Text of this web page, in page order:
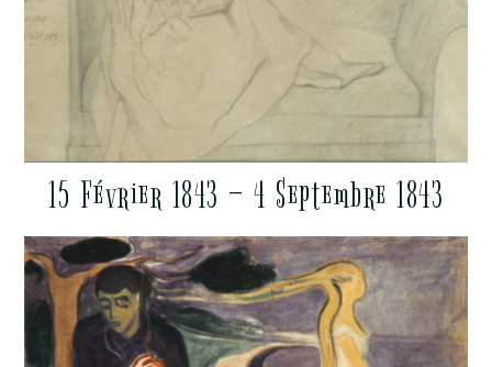
15 Février 1843 – 4 Septembre 1843